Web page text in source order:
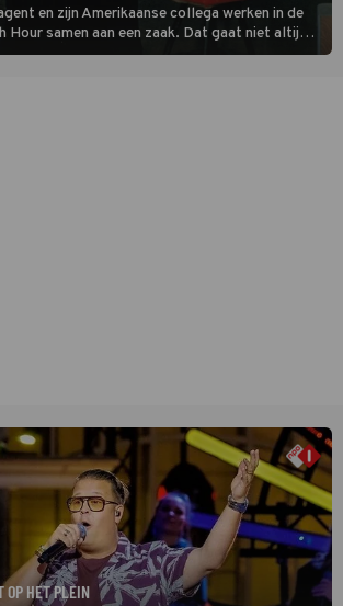
en zijn Amerikaanse collega werken in de
Hour samen aan een zaak. Dat gaat niet altijd
OP HET PLEIN